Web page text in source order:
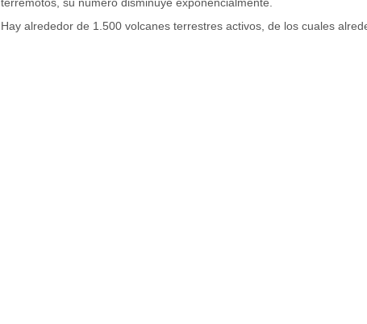
Hay alrededor de 1.500 volcanes terrestres activos, de los cuales